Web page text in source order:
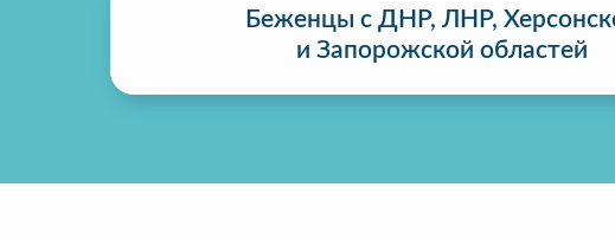
Беженцы с ДНР, ЛНР,
и Запорожской областей